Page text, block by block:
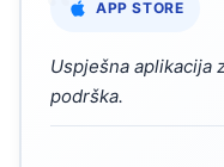
APP STORE
Uspješna aplikacija
podrška.